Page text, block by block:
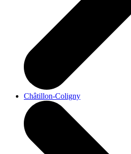
Châtillon-Coligny